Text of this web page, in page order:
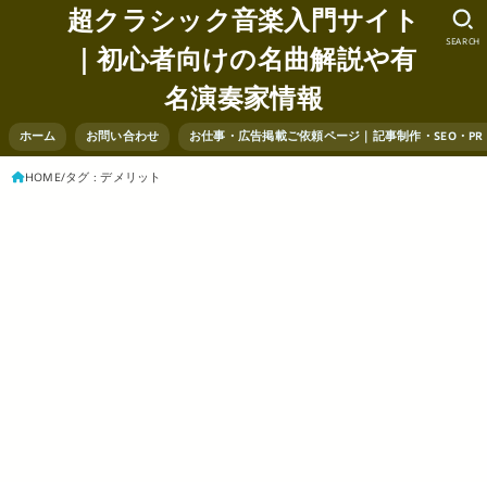
超クラシック音楽入門サイト
｜初心者向けの名曲解説や有
名演奏家情報
ホーム お問い合わせ お仕事・広告掲載ご依頼ページ｜記事制作・SEO・
SEARCH
HOME タグ : デメリット